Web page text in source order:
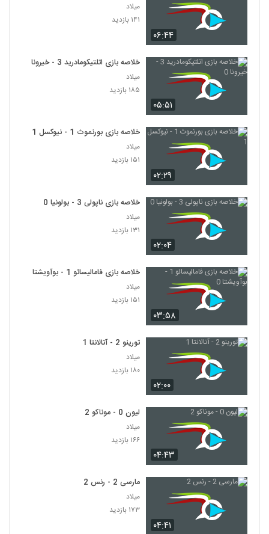
۰۶:۴۴
میلاد
۱۴۱ بازدید
۰۵:۵۱
خلاصه بازی اتلتیکومادرید 3 - خیرونا 0
میلاد
۱۸۵ بازدید
۰۲:۲۹
خلاصه بازی بورنموث 1 - نیوکسل 1
میلاد
۱۵۱ بازدید
۰۲:۰۴
خلاصه بازی ناپولی 3 - بولونیا 0
میلاد
۱۳۱ بازدید
۰۳:۵۸
خلاصه بازی فامالیسائو 1 - بوآویشتا 0
میلاد
۱۵۱ بازدید
۰۲:۰۰
تورینو 2 - آتالانتا 1
میلاد
۱۸۰ بازدید
۰۴:۴۳
لیون 0 - موناکو 2
میلاد
۱۶۶ بازدید
۰۴:۴۱
مارسی 2 - رنس 2
میلاد
۱۷۳ بازدید